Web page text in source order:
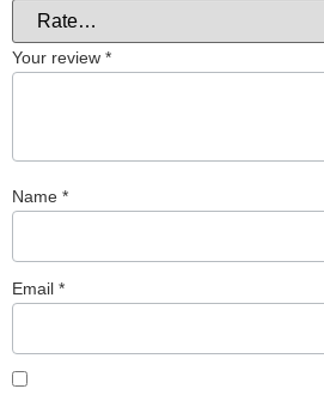
Your review *
Name *
Email *